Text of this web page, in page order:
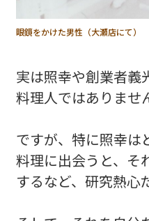
眼鏡をかけた男性（大瀬店にて）
実は照幸や創業者義
料理人ではありませ
ですが、特に照幸は
料理に出会うと、そ
するなど、研究熱心